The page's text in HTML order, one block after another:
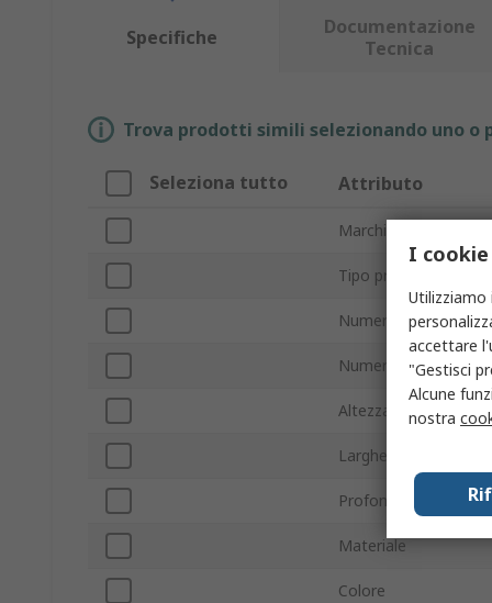
Specifiche
Documentazione
Tecnica
Trova prodotti simili selezionando uno
Seleziona tutto Attributo
Marchio
Tipo prodotto
Numero porte
Numero scomparti
Altezza esterna
Larghezza esterna
Profondità esterna
Materiale
Colore
I
accettare
"Gestisci
Alcune
nostra